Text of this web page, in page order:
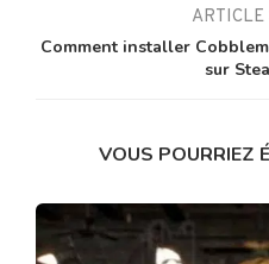
Comment installer
sur
VOUS POURRIEZ